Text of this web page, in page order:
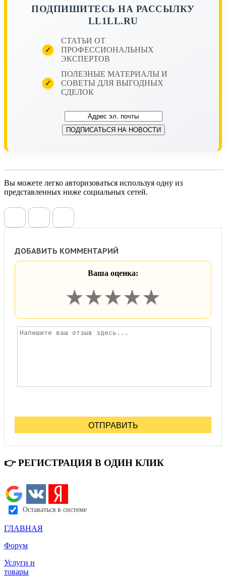
ПОДПИШИТЕСЬ НА РАССЫЛКУ
LL1LL.RU
✓
СТАТЬИ ОТ
ПРОФЕССИОНАЛЬНЫХ
ЭКСПЕРТОВ
✓
ПОЛЕЗНЫЕ МАТЕРИАЛЫ И
СОВЕТЫ ДЛЯ ВЫГОДНЫХ
СДЕЛОК
Вы можете легко авторизоваться используя одну из
представленных ниже социальных сетей.
ДОБАВИТЬ КОММЕНТАРИЙ
Ваша оценка:
★★★★★
ОТПРАВИТЬ
👉 РЕГИСТРАЦИЯ В ОДИН КЛИК
Оставаться в системе
ГЛАВНАЯ
Форум
Услуги и
товары